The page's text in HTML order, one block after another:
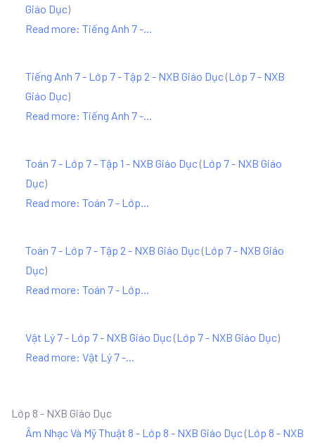
Giáo Dục)
Read more: Tiếng Anh 7 -...
Tiếng Anh 7 - Lớp 7 - Tập 2 - NXB Giáo Dục(Lớp 7 - NXB
Giáo Dục)
Read more: Tiếng Anh 7 -...
Toán 7 - Lớp 7 - Tập 1 - NXB Giáo Dục(Lớp 7 - NXB Giáo
Dục)
Read more: Toán 7 - Lớp...
Toán 7 - Lớp 7 - Tập 2 - NXB Giáo Dục(Lớp 7 - NXB Giáo
Dục)
Read more: Toán 7 - Lớp...
Vật Lý 7 - Lớp 7 - NXB Giáo Dục(Lớp 7 - NXB Giáo Dục)
Read more: Vật Lý 7 -...
Lớp 8 - NXB Giáo Dục
Âm Nhạc Và Mỹ Thuật 8 - Lớp 8 - NXB Giáo Dục(Lớp 8 - NXB